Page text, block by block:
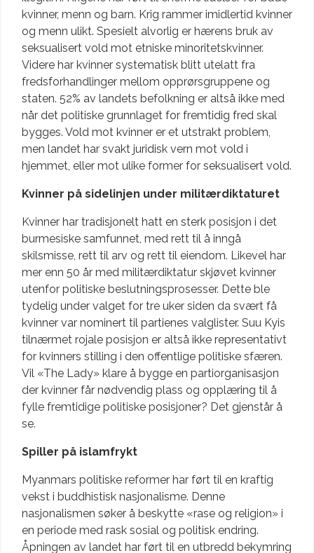
kvinner, menn og barn. Krig rammer imidlertid kvinner
og menn ulikt. Spesielt alvorlig er hærens bruk av
seksualisert vold mot etniske minoritetskvinner.
Videre har kvinner systematisk blitt utelatt fra
fredsforhandlinger mellom opprørsgruppene og
staten. 52% av landets befolkning er altså ikke med
når det politiske grunnlaget for fremtidig fred skal
bygges. Vold mot kvinner er et utstrakt problem,
men landet har svakt juridisk vern mot vold i
hjemmet, eller mot ulike former for seksualisert vold.
Kvinner på sidelinjen under militærdiktaturet
Kvinner har tradisjonelt hatt en sterk posisjon i det
burmesiske samfunnet, med rett til å inngå
skilsmisse, rett til arv og rett til eiendom. Likevel har
mer enn 50 år med militærdiktatur skjøvet kvinner
utenfor politiske beslutningsprosesser. Dette ble
tydelig under valget for tre uker siden da svært få
kvinner var nominert til partienes valglister. Suu Kyis
tilnærmet rojale posisjon er altså ikke representativt
for kvinners stilling i den offentlige politiske sfæren.
Vil «The Lady» klare å bygge en partiorganisasjon
der kvinner får nødvendig plass og opplæring til å
fylle fremtidige politiske posisjoner? Det gjenstår å
se.
Spiller på islamfrykt
Myanmars politiske reformer har ført til en kraftig
vekst i buddhistisk nasjonalisme. Denne
nasjonalismen søker å beskytte «rase og religion» i
en periode med rask sosial og politisk endring.
Åpningen av landet har ført til en utbredd bekymring